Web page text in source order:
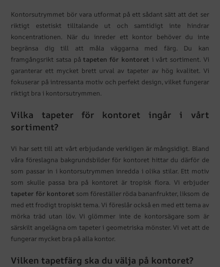
Kontorsutrymmet bör vara utformat på ett sådant sätt att det ser
riktigt estetiskt tilltalande ut och samtidigt inte hindrar
koncentrationen. När du inreder ett kontor behöver du inte
begränsa dig till att måla väggarna med färg. Du kan
framgångsrikt satsa påtapeten för kontoret i vårt sortiment. Vi
garanterar ett mycket brett urval av tapeter av hög kvalitet. Vi
fokuserar på intressanta motiv och perfekt design, vilket fungerar
riktigt bra i kontorsutrymmen.
Vilka tapeter för kontoret ingår i vårt
sortiment?
Vi har sett till att vårt erbjudande verkligen är mångsidigt. Bland
våra föreslagna bakgrundsbilder för kontoret hittar du därför de
som passar in i kontorsutrymmen inredda i olika stilar. Ett motiv
som skulle passa bra på kontoret är tropisk flora. Vi erbjuder
tapeter för kontoret som föreställer röda bananfrukter, liksom de
med ett frodigt tropiskt tema. Vi föreslår också en med ett tema av
mörka träd utan löv. Vi glömmer inte de kontorsägare som är
särskilt angelägna om tapeter i geometriska mönster. Vi vet att de
fungerar mycket bra på alla kontor.
Vilken tapetfärg ska du välja på kontoret?